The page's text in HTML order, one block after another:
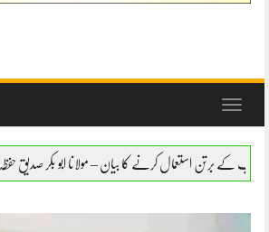
Toggle
– مولانا ابو بکر صدیق حفظہ اللہ اہل کتاب کے برتن